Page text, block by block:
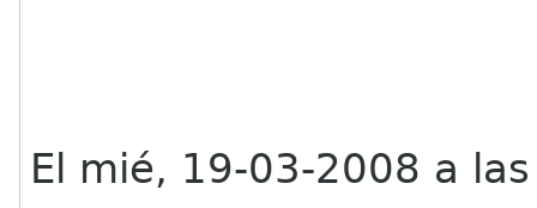
El mié, 19-03-2008 a